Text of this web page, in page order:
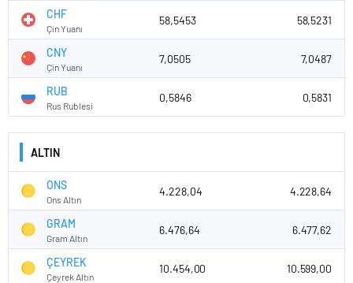
CHF
Çin Yuanı
58,5453 58,5231
CNY
Çin Yuanı
7,0505 7,0487
RUB
Rus Rublesi
0,5846 0,5831
ALTIN
ONS
Ons Altın
4.228,04 4.228,64
GRAM
Gram Altın
6.476,64 6.477,62
ÇEYREK
Çeyrek Altın
10.454,00 10.599,00